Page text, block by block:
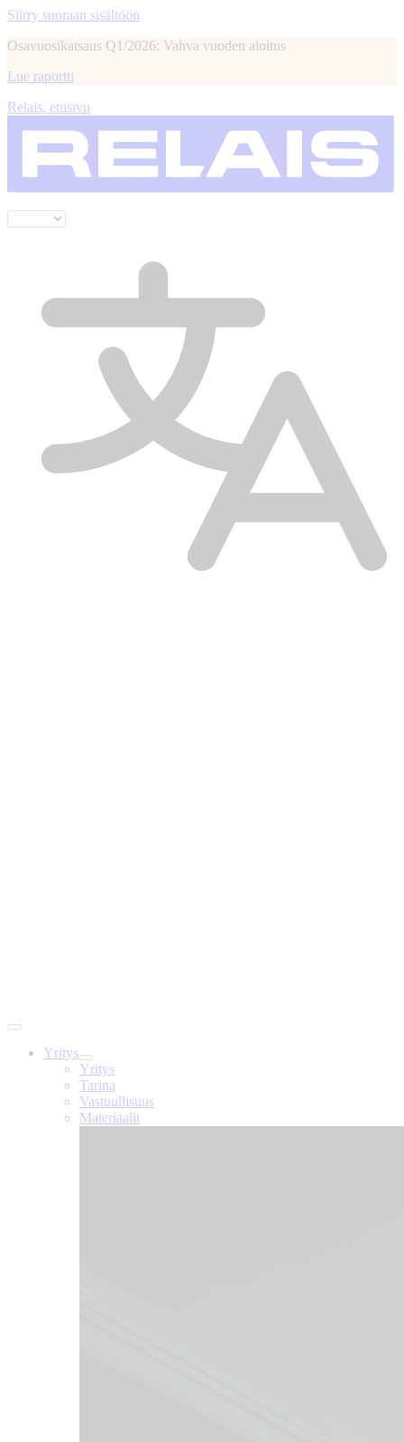
Siirry suoraan sisältöön
Osavuosikatsaus Q1/2026: Vahva vuoden aloitus
Lue raportti
Relais, etusivu
Yritys
Yritys
Tarina
Vastuullisuus
Materiaalit